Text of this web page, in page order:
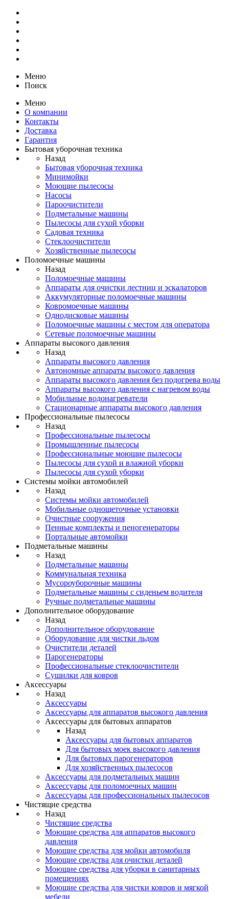
Меню
Поиск
Меню
О компании
Контакты
Доставка
Гарантия
Бытовая уборочная техника
Назад
Бытовая уборочная техника
Минимойки
Моющие пылесосы
Насосы
Пароочистители
Подметальные машины
Пылесосы для сухой уборки
Садовая техника
Стеклоочистители
Хозяйственные пылесосы
Поломоечные машины
Назад
Поломоечные машины
Аппараты для очистки лестниц и эскалаторов
Аккумуляторные поломоечные машины
Ковромоечные машины
Однодисковые машины
Поломоечные машины с местом для оператора
Сетевые поломоечные машины
Аппараты высокого давления
Назад
Аппараты высокого давления
Автономные аппараты высокого давления
Аппараты высокого давления без подогрева воды
Аппараты высокого давления с нагревом воды
Мобильные водонагреватели
Стационарные аппараты высокого давления
Профессиональные пылесосы
Назад
Профессиональные пылесосы
Промышленные пылесосы
Профессиональные моющие пылесосы
Пылесосы для сухой и влажной уборки
Пылесосы для сухой уборки
Системы мойки автомобилей
Назад
Системы мойки автомобилей
Мобильные однощеточные установки
Очистные сооружения
Пенные комплекты и пеногенераторы
Портальные автомойки
Подметальные машины
Назад
Подметальные машины
Коммунальная техника
Мусороуборочные машины
Подметальные машины с сиденьем водителя
Ручные подметальные машины
Дополнительное оборудование
Назад
Дополнительное оборудование
Оборудование для чистки льдом
Очистители деталей
Парогенераторы
Профессиональные стеклоочистители
Сушилки для ковров
Аксессуары
Назад
Аксессуары
Аксессуары для аппаратов высокого давления
Аксессуары для бытовых аппаратов
Назад
Аксессуары для бытовых аппаратов
Для бытовых моек высокого давления
Для бытовых парогенераторов
Для хозяйственных пылесосов
Аксессуары для подметальных машин
Аксессуары для поломоечных машин
Аксессуары для профессиональных пылесосов
Чистящие средства
Назад
Чистящие средства
Моющие средства для аппаратов высокого
давления
Моющие средства для мойки автомобиля
Моющие средства для очистки деталей
Моющие средства для уборки в санитарных
помещениях
Моющие средства для чистки ковров и мягкой
мебели